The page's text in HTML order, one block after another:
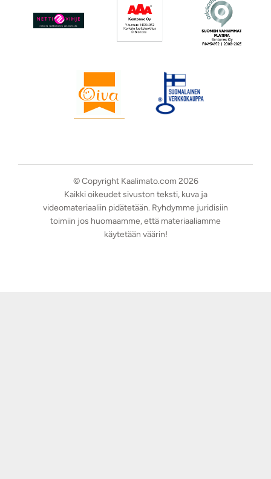
© Copyright Kaalimato.com 2026
Kaikki oikeudet sivuston teksti, kuva ja
videomateriaaliin pidätetään. Ryhdymme juridisiin
toimiin jos huomaamme, että materiaaliamme
käytetään väärin!